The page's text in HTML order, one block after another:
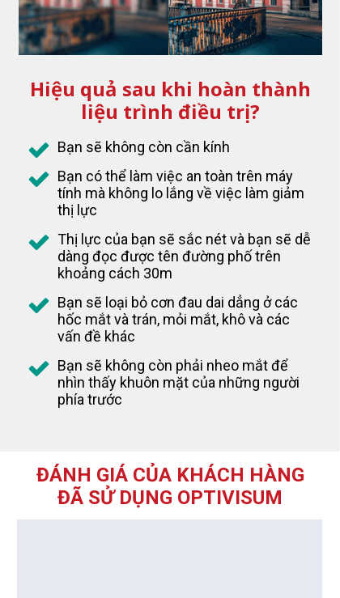
Hiệu quả sau khi hoàn thành
liệu trình điều trị?
Bạn sẽ không còn cần kính
Bạn có thể làm việc an toàn trên máy
tính mà không lo lắng về việc làm giảm
thị lực
Thị lực của bạn sẽ sắc nét và bạn sẽ dễ
dàng đọc được tên đường phố trên
khoảng cách 30m
Bạn sẽ loại bỏ cơn đau dai dẳng ở các
hốc mắt và trán, mỏi mắt, khô và các
vấn đề khác
Bạn sẽ không còn phải nheo mắt để
nhìn thấy khuôn mặt của những người
phía trước
ĐÁNH GIÁ CỦA KHÁCH HÀNG
ĐÃ SỬ DỤNG OPTIVISUM